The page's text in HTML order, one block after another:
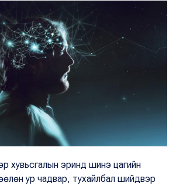
хувьсгалын эринд шинэ цагийн
ур чадвар, тухайлбал шийдвэр